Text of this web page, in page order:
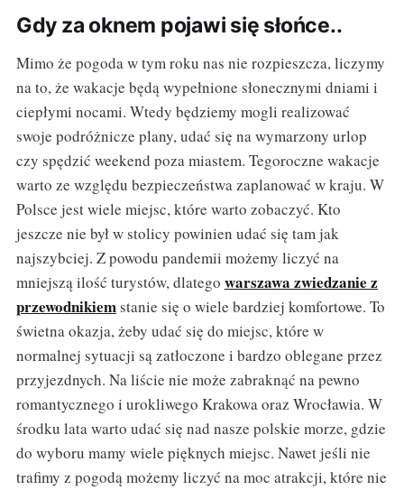
Gdy za oknem pojawi się słońce..
Mimo że pogoda w tym roku nas nie rozpieszcza, liczymy
na to, że wakacje będą wypełnione słonecznymi dniami i
ciepłymi nocami. Wtedy będziemy mogli realizować
swoje podróżnicze plany, udać się na wymarzony urlop
czy spędzić weekend poza miastem. Tegoroczne wakacje
warto ze względu bezpieczeństwa zaplanować w kraju. W
Polsce jest wiele miejsc, które warto zobaczyć. Kto
jeszcze nie był w stolicy powinien udać się tam jak
najszybciej. Z powodu pandemii możemy liczyć na
mniejszą ilość turystów, dlatego warszawa zwiedzanie z
przewodnikiemstanie się o wiele bardziej komfortowe. To
świetna okazja, żeby udać się do miejsc, które w
normalnej sytuacji są zatłoczone i bardzo oblegane przez
przyjezdnych. Na liście nie może zabraknąć na pewno
romantycznego i urokliwego Krakowa oraz Wrocławia. W
środku lata warto udać się nad nasze polskie morze, gdzie
do wyboru mamy wiele pięknych miejsc. Nawet jeśli nie
trafimy z pogodą możemy liczyć na moc atrakcji, które nie